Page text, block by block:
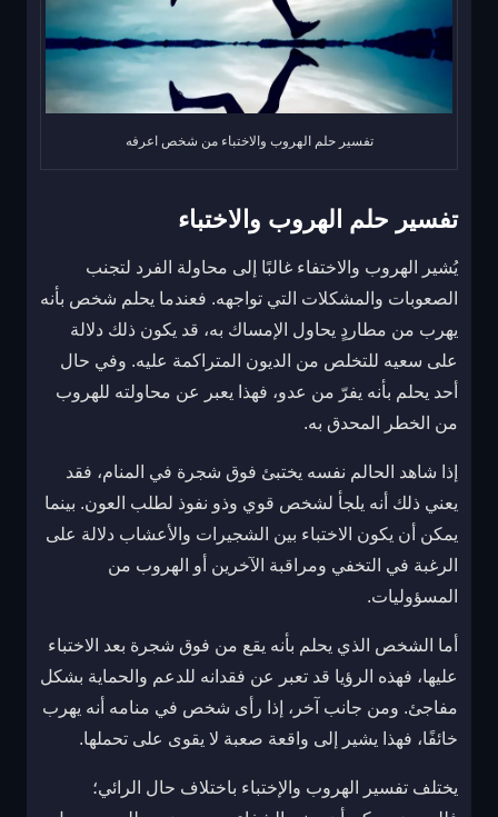
تفسير حلم الهروب والاختباء من شخص اعرفه
تفسير حلم الهروب والاختباء
يُشير الهروب والاختفاء غالبًا إلى محاولة الفرد لتجنب
الصعوبات والمشكلات التي تواجهه. فعندما يحلم شخص بأنه
يهرب من مطاردٍ يحاول الإمساك به، قد يكون ذلك دلالة
على سعيه للتخلص من الديون المتراكمة عليه. وفي حال
أحد يحلم بأنه يفرّ من عدو، فهذا يعبر عن محاولته للهروب
من الخطر المحدق به.
إذا شاهد الحالم نفسه يختبئ فوق شجرة في المنام، فقد
يعني ذلك أنه يلجأ لشخص قوي وذو نفوذ لطلب العون. بينما
يمكن أن يكون الاختباء بين الشجيرات والأعشاب دلالة على
الرغبة في التخفي ومراقبة الآخرين أو الهروب من
المسؤوليات.
أما الشخص الذي يحلم بأنه يقع من فوق شجرة بعد الاختباء
عليها، فهذه الرؤيا قد تعبر عن فقدانه للدعم والحماية بشكل
مفاجئ. ومن جانب آخر، إذا رأى شخص في منامه أنه يهرب
خائفًا، فهذا يشير إلى واقعة صعبة لا يقوى على تحملها.
يختلف تفسير الهروب والإختباء باختلاف حال الرائي؛